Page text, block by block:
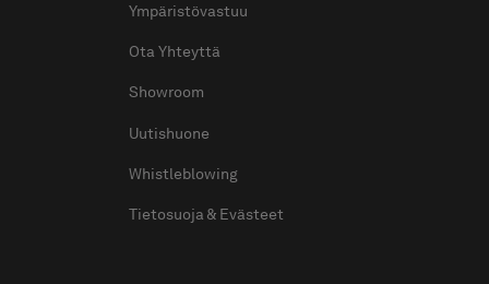
Ympäristövastuu
Ota Yhteyttä
Showroom
Uutishuone
Whistleblowing
Tietosuoja & Evästeet